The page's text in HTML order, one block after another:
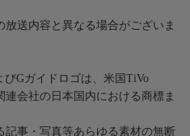
送内容と異なる場合がございま
Gガイドロゴは、米国TiVo
連会社の日本国内における商標ま
記事・写真等あらゆる素材の無断